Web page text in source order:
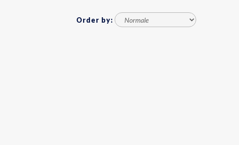
Order by: